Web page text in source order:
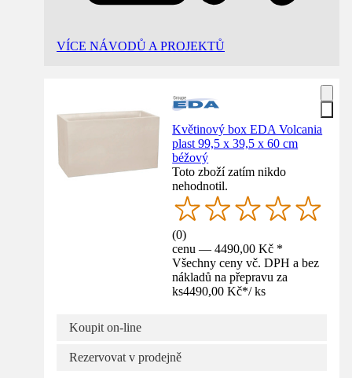
VÍCE NÁVODŮ A PROJEKTŮ
Květinový box EDA Volcania
plast 99,5 x 39,5 x 60 cm
béžový
Toto zboží zatím nikdo
nehodnotil.
(0)
cenu — 4490,00 Kč *
Všechny ceny vč. DPH a bez
nákladů na přepravu za
ks4490,00 Kč*/ ks
Koupit on-line
Rezervovat v prodejně